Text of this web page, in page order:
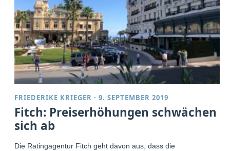
FRIEDERIKE KRIEGER ·9. SEPTEMBER 2019
Fitch: Preiserhöhungen schwächen
sich ab
Die Ratingagentur Fitch geht davon aus, dass die